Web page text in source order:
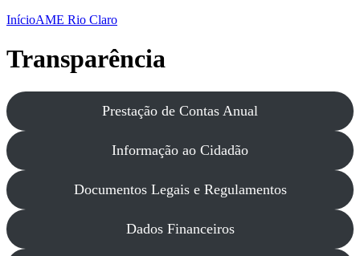
InícioAME Rio Claro
Transparência
Prestação de Contas Anual
Informação ao Cidadão
Documentos Legais e Regulamentos
Dados Financeiros